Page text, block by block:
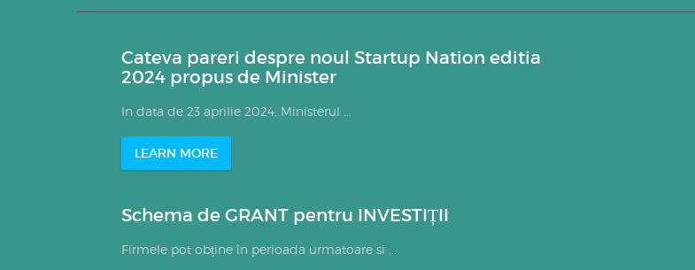
Cateva pareri despre noul Startup Nation editia
2024 propus de Minister
In data de 23 aprilie 2024, Ministerul ...
LEARN MORE
Schema de GRANT pentru INVESTIȚII
Firmele pot obține în perioada urmatoare si ...